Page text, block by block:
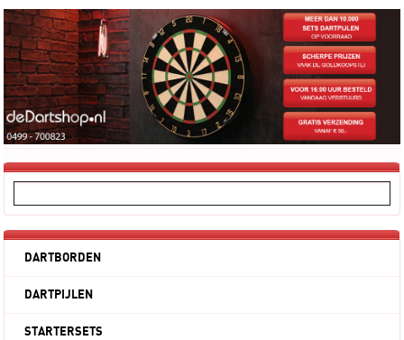
DARTBORDEN
DARTPIJLEN
STARTERSETS